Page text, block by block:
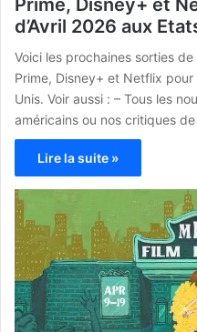
Prime, Disney+ et
d’Avril 2026 aux
Voici les prochaines sorties
Prime, Disney+ et Netflix
Unis. Voir aussi : – Tous les
américains ou nos critiques
Lire la suite »